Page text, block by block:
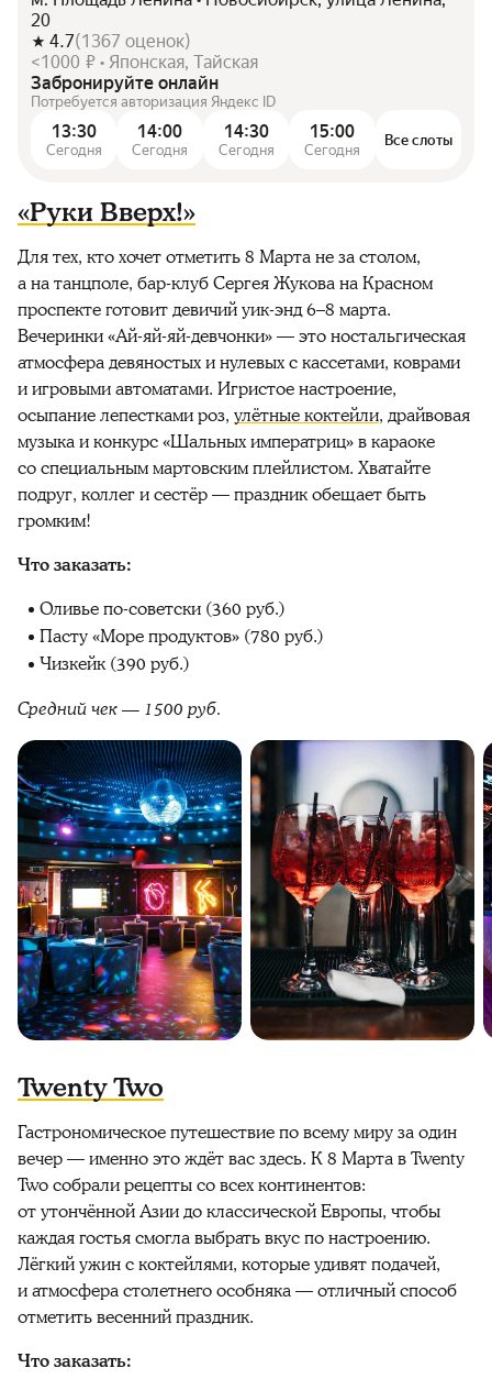
20
4.7(1367 оценок)
<1000 ₽ • Японская, Тайская
Забронируйте онлайн
Потребуется авторизация Яндекс ID
13:30
Сегодня
14:00
Сегодня
14:30
Сегодня
15:00
Сегодня
Все слоты
«Руки Вверх!»
Для тех, кто хочет отметить 8 Марта не за столом,
а на танцполе, бар-клуб Сергея Жукова на Красном
проспекте готовит девичий уик-энд 6–8 марта.
Вечеринки «Ай-яй-яй-девчонки» — это ностальгическая
атмосфера девяностых и нулевых с кассетами, коврами
и игровыми автоматами. Игристое настроение,
осыпание лепестками роз, улётные коктейли, драйвовая
музыка и конкурс «Шальных императриц» в караоке
со специальным мартовским плейлистом. Хватайте
подруг, коллег и сестёр — праздник обещает быть
громким!
Что заказать:
Оливье по-советски (360 руб.)
Пасту «Море продуктов» (780 руб.)
Чизкейк (390 руб.)
Средний чек — 1500 руб.
Twenty Two
Гастрономическое путешествие по всему миру за один
вечер — именно это ждёт вас здесь. К 8 Марта в Twenty
Two собрали рецепты со всех континентов:
от утончённой Азии до классической Европы, чтобы
каждая гостья смогла выбрать вкус по настроению.
Лёгкий ужин с коктейлями, которые удивят подачей,
и атмосфера столетнего особняка — отличный способ
отметить весенний праздник.
Что заказать: